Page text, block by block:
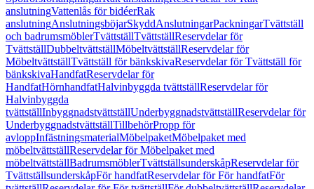
anslutningVattenlås för bidéerRak
anslutningAnslutningsböjarSkyddAnslutningarPackningarTvättställ
och badrumsmöblerTvättställTvättställReservdelar för
TvättställDubbeltvättställMöbeltvättställReservdelar för
MöbeltvättställTvättställ för bänkskivaReservdelar för Tvättställ för
bänkskivaHandfatReservdelar för
HandfatHörnhandfatHalvinbyggda tvättställReservdelar för
Halvinbyggda
tvättställInbyggnadstvättställUnderbyggnadstvättställReservdelar för
UnderbyggnadstvättställTillbehörPropp för
avloppInfästningsmaterialMöbelpaketMöbelpaket med
möbeltvättställReservdelar för Möbelpaket med
möbeltvättställBadrumsmöblerTvättställsunderskåpReservdelar för
TvättställsunderskåpFör handfatReservdelar för För handfatFör